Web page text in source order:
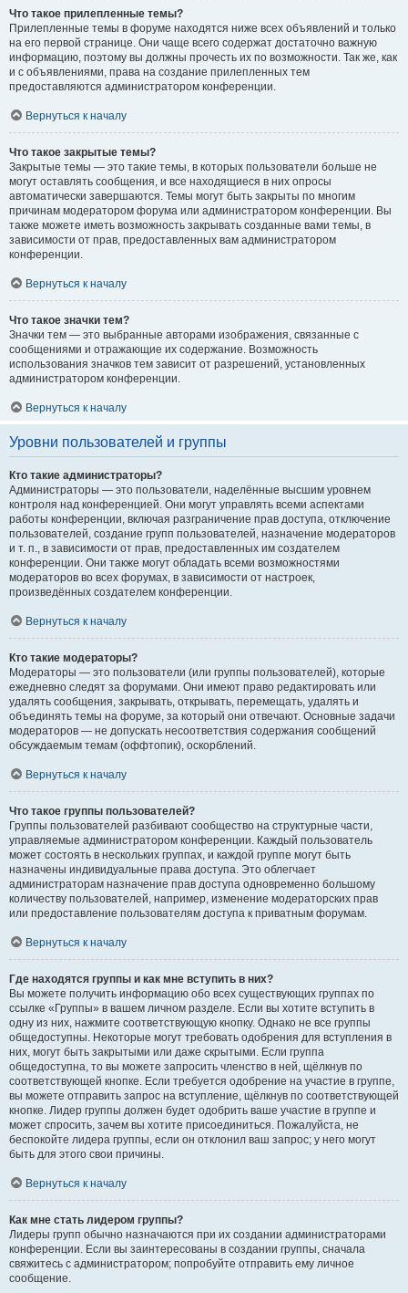
Что такое прилепленные темы?
Прилепленные темы в форуме находятся ниже всех объявлений и только
на его первой странице. Они чаще всего содержат достаточно важную
информацию, поэтому вы должны прочесть их по возможности. Так же, как
и с объявлениями, права на создание прилепленных тем
предоставляются администратором конференции.
Вернуться к началу
Что такое закрытые темы?
Закрытые темы — это такие темы, в которых пользователи больше не
могут оставлять сообщения, и все находящиеся в них опросы
автоматически завершаются. Темы могут быть закрыты по многим
причинам модератором форума или администратором конференции. Вы
также можете иметь возможность закрывать созданные вами темы, в
зависимости от прав, предоставленных вам администратором
конференции.
Вернуться к началу
Что такое значки тем?
Значки тем — это выбранные авторами изображения, связанные с
сообщениями и отражающие их содержание. Возможность
использования значков тем зависит от разрешений, установленных
администратором конференции.
Вернуться к началу
Уровни пользователей и группы
Кто такие администраторы?
Администраторы — это пользователи, наделённые высшим уровнем
контроля над конференцией. Они могут управлять всеми аспектами
работы конференции, включая разграничение прав доступа, отключение
пользователей, создание групп пользователей, назначение модераторов
и т. п., в зависимости от прав, предоставленных им создателем
конференции. Они также могут обладать всеми возможностями
модераторов во всех форумах, в зависимости от настроек,
произведённых создателем конференции.
Вернуться к началу
Кто такие модераторы?
Модераторы — это пользователи (или группы пользователей), которые
ежедневно следят за форумами. Они имеют право редактировать или
удалять сообщения, закрывать, открывать, перемещать, удалять и
объединять темы на форуме, за который они отвечают. Основные задачи
модераторов — не допускать несоответствия содержания сообщений
обсуждаемым темам (оффтопик), оскорблений.
Вернуться к началу
Что такое группы пользователей?
Группы пользователей разбивают сообщество на структурные части,
управляемые администратором конференции. Каждый пользователь
может состоять в нескольких группах, и каждой группе могут быть
назначены индивидуальные права доступа. Это облегчает
администраторам назначение прав доступа одновременно большому
количеству пользователей, например, изменение модераторских прав
или предоставление пользователям доступа к приватным форумам.
Вернуться к началу
Где находятся группы и как мне вступить в них?
Вы можете получить информацию обо всех существующих группах по
ссылке «Группы» в вашем личном разделе. Если вы хотите вступить в
одну из них, нажмите соответствующую кнопку. Однако не все группы
общедоступны. Некоторые могут требовать одобрения для вступления в
них, могут быть закрытыми или даже скрытыми. Если группа
общедоступна, то вы можете запросить членство в ней, щёлкнув по
соответствующей кнопке. Если требуется одобрение на участие в группе,
вы можете отправить запрос на вступление, щёлкнув по соответствующей
кнопке. Лидер группы должен будет одобрить ваше участие в группе и
может спросить, зачем вы хотите присоединиться. Пожалуйста, не
беспокойте лидера группы, если он отклонил ваш запрос; у него могут
быть для этого свои причины.
Вернуться к началу
Как мне стать лидером группы?
Лидеры групп обычно назначаются при их создании администраторами
конференции. Если вы заинтересованы в создании группы, сначала
свяжитесь с администратором; попробуйте отправить ему личное
сообщение.